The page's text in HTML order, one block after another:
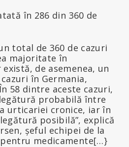
în 286 din 360 de
total de 360 de cazuri
majoritate în
de asemenea, un
în Germania,
58 dintre aceste cazuri,
probabilă între
urticariei cronice, iar în
posibilă”, explică
șeful echipei de la
pentru medicamente[…}